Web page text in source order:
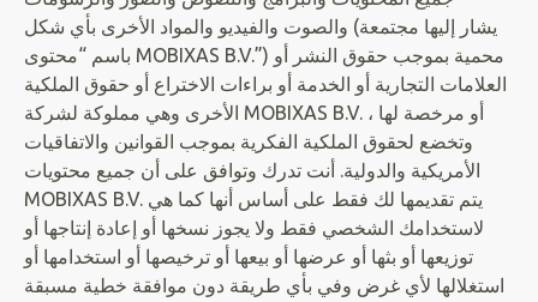
والصوت والفيديو والمواد الأخرى بأي شكل (يشار إليها مجتمعة
باسم “محتوى MOBIXAS B.V.”) محمية بموجب حقوق النشر أو
العلامات التجارية أو الخدمة أو براءات الاختراع أو حقوق الملكية
الأخرى وهي مملوكة لشركة MOBIXAS B.V. أو مرخصة لها ،
وتخضع لحقوق الملكية الفكرية بموجب القوانين والاتفاقيات
الأمريكية والدولية. أنت تدرك وتوافق على أن جميع محتويات
MOBIXAS B.V. يتم تقديمها لك فقط على أساس أنها كما هي
لاستخدامك الشخصي فقط ولا يجوز نسخها أو إعادة إنتاجها أو
توزيعها أو بثها أو عرضها أو بيعها أو ترخيصها أو استخدامها أو
استغلالها لأي غرض وفي بأي طريقة دون موافقة خطية مسبقة